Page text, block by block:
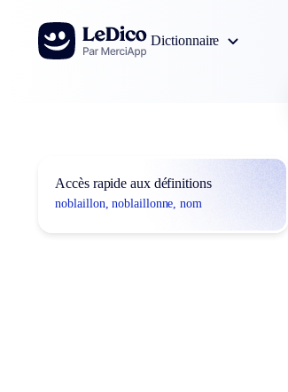
Aller au contenu
Dictionnaire
Accès rapide aux définitions
noblaillon, noblaillonne, nom